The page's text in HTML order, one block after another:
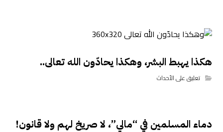
هكذا يهبط البشر، وهكذا يحادّون الله تعالى..
تعليق على الأحداث
دماء المسلمين في “مالي”، لا صريخ لهم ولا قانون!